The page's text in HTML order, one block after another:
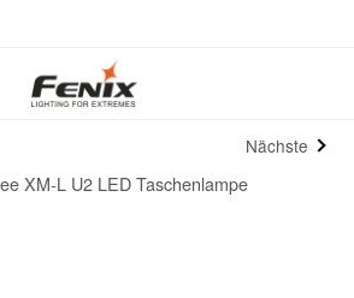
Nächste